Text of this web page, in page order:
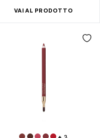
VAI AL PRODOTTO